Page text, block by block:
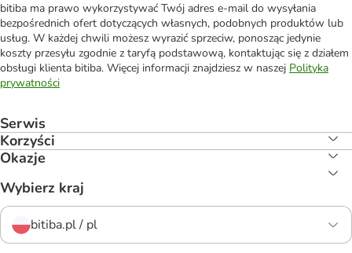
bitiba ma prawo wykorzystywać Twój adres e-mail do wysyłania
bezpośrednich ofert dotyczących własnych, podobnych produktów lub
usług. W każdej chwili możesz wyrazić sprzeciw, ponosząc jedynie
koszty przesyłu zgodnie z taryfą podstawową, kontaktując się z działem
obsługi klienta bitiba. Więcej informacji znajdziesz w naszej Polityka
prywatności
Serwis
Korzyści
Okazje
Wybierz kraj
bitiba.pl / pl